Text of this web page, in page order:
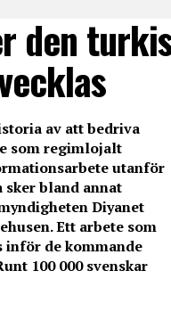
den
av att bedriva
som regimlojalt
utanför
sker bland annat
Diyanet
Ett arbete som
inför de kommande
100 000 svenskar